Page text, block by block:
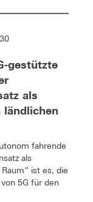
gestützte
als
fahrende
als
ist es, die
5G für den